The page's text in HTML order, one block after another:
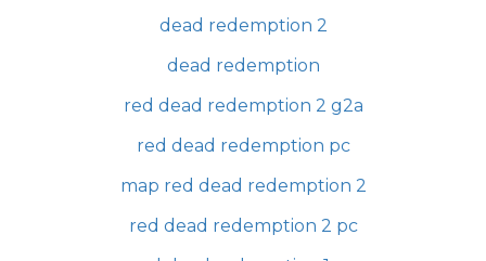
dead redemption 2
dead redemption
red dead redemption 2 g2a
red dead redemption pc
map red dead redemption 2
red dead redemption 2 pc